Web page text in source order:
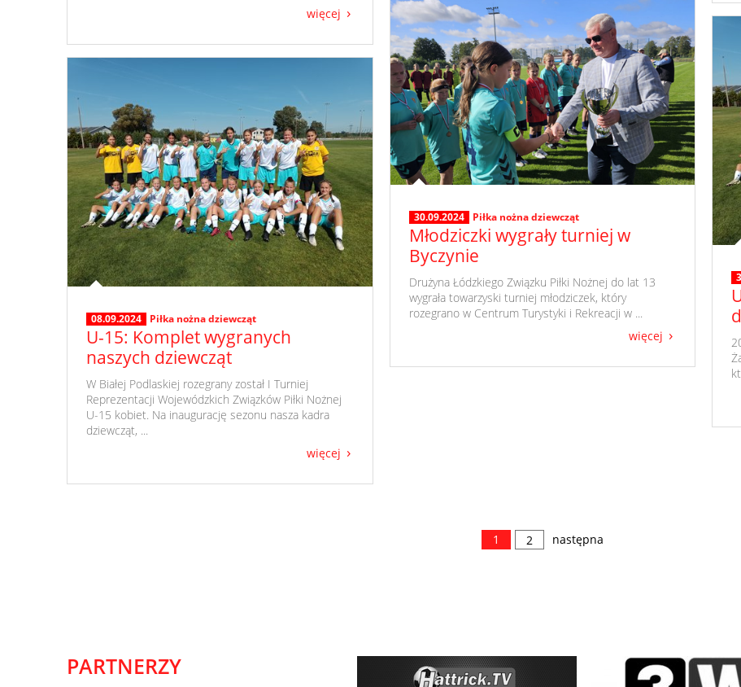
więcej
30.09.2024 Piłka nożna dziewcząt
Młodziczki wygrały turniej w
Byczynie
​ Drużyna Łódzkiego Związku Piłki Nożnej do lat 13
wygrała towarzyski turniej młodziczek, który
rozegrano w Centrum Turystyki i Rekreacji w ...
więcej
08.09.2024 Piłka nożna dziewcząt
U-15: Komplet wygranych
naszych dziewcząt
​ W Białej Podlaskiej rozegrany został I Turniej
Reprezentacji Wojewódzkich Związków Piłki Nożnej
U-15 kobiet. Na inaugurację sezonu nasza kadra
dziewcząt, ...
więcej
1 2 następna
PARTNERZY